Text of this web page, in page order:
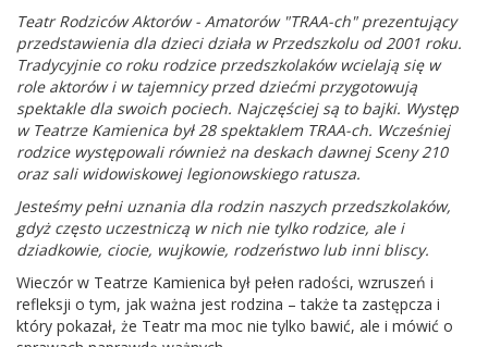
Teatr Rodziców Aktorów - Amatorów "TRAA-ch" prezentujący
przedstawienia dla dzieci działa w Przedszkolu od 2001 roku.
Tradycyjnie co roku rodzice przedszkolaków wcielają się w
role aktorów i w tajemnicy przed dziećmi przygotowują
spektakle dla swoich pociech. Najczęściej są to bajki. Występ
w Teatrze Kamienica był 28 spektaklem TRAA-ch. Wcześniej
rodzice występowali również na deskach dawnej Sceny 210
oraz sali widowiskowej legionowskiego ratusza.
Jesteśmy pełni uznania dla rodzin naszych przedszkolaków,
gdyż często uczestniczą w nich nie tylko rodzice, ale i
dziadkowie, ciocie, wujkowie, rodzeństwo lub inni bliscy.
Wieczór w Teatrze Kamienica był pełen radości, wzruszeń i
refleksji o tym, jak ważna jest rodzina – także ta zastępcza i
który pokazał, że Teatr ma moc nie tylko bawić, ale i mówić o